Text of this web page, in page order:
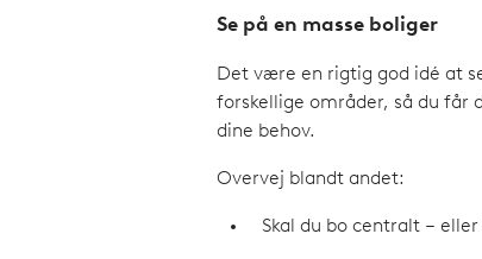
Se på en masse boliger
Det være en rigtig god idé at
forskellige områder, så du får
dine behov.
Overvej blandt andet:
Skal du bo centralt –